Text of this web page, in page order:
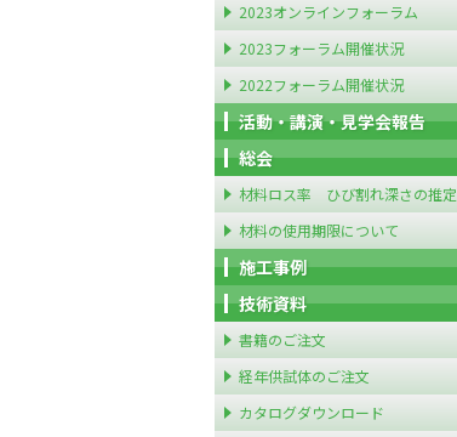
2023オンラインフォーラム
2023フォーラム開催状況
2022フォーラム開催状況
活動・講演・見学会報告
総会
材料ロス率 ひび割れ深さの推定
材料の使用期限について
施工事例
技術資料
書籍のご注文
経年供試体のご注文
カタログダウンロード